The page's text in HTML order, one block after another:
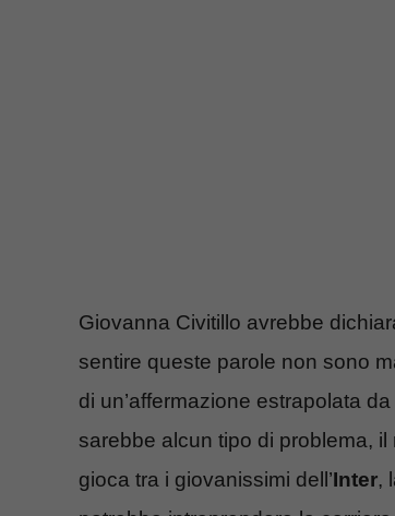
Giovanna Civitillo avrebbe
sentire queste parole non sono
di un’affermazione estrapolata
sarebbe alcun tipo di problema,
gioca tra i giovanissimi dell’Inter,